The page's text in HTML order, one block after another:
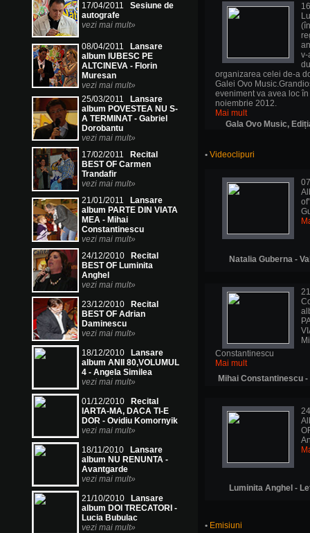
17/04/2011
Sesiune de
autografe
vezi mai mult»
08/04/2011
Lansare
album IUBESC PE
ALTCINEVA - Florin
Muresan
vezi mai mult»
25/03/2011
Lansare
album POVESTEA NU S-
A TERMINAT - Gabriel
Dorobantu
vezi mai mult»
17/02/2011
Recital
BEST OF Carmen
Trandafir
vezi mai mult»
21/01/2011
Lansare
album PARTE DIN VIATA
MEA - Mihai
Constantinescu
vezi mai mult»
24/12/2010
Recital
BEST OF Luminita
Anghel
vezi mai mult»
23/12/2010
Recital
BEST OF Adrian
Daminescu
vezi mai mult»
18/12/2010
Lansare
album ANII 80,VOLUMUL
4 - Angela Similea
vezi mai mult»
01/12/2010
Recital
IARTA-MA, DACA TI-E
DOR - Ovidiu Komornyik
vezi mai mult»
18/11/2010
Lansare
album NU RENUNTA -
Avantgarde
vezi mai mult»
21/10/2010
Lansare
album DOI TRECATORI -
Lucia Bubulac
vezi mai mult»
v-
organizarea celei de-a
Galei Ovo
eveniment va avea loc
noiembrie 2012.
Mai mult
Gala Ovo Music,
• Videoclipuri
Natalia Guberna -
Constantinescu
Mai mult
Mihai Constantinescu
Luminita Anghel -
• Emisiuni